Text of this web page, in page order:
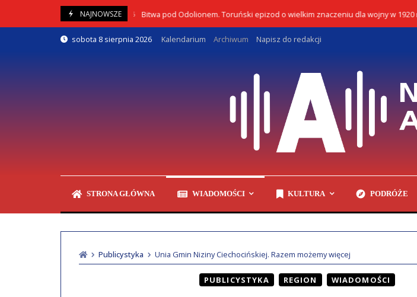
content
NAJNOWSZE
08/08/2026 Bitwa pod Odolionem. Toruński epizod o wielkim znaczeniu dla wojny w 1920 roku
sobota 8 sierpnia 2026 Kalendarium Archiwum Napisz do redakcji
STRONA GŁÓWNA WIADOMOŚCI KULTURA PODRÓŻE
Publicystyka Unia Gmin Niziny Ciechocińskiej. Razem możemy więcej
PUBLICYSTYKA REGION WIADOMOŚCI